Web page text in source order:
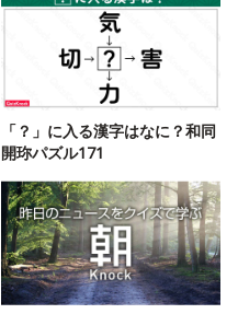
「？」に入る漢字はなに？和同
開珎パズル171